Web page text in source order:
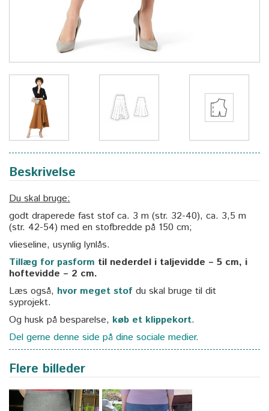
Beskrivelse
Du skal bruge:
godt draperede fast stof ca. 3 m (str. 32-40), ca. 3,5 m
(str. 42-54) med en stofbredde på 150 cm;
vlieseline, usynlig lynlås.
Tillæg for pasform til nederdel i taljevidde – 5 cm, i
hoftevidde – 2 cm.
Læs også, hvor meget stof du skal bruge til dit
syprojekt.
Og husk på besparelse, køb et klippekort.
Del gerne denne side på dine sociale medier.
Flere billeder